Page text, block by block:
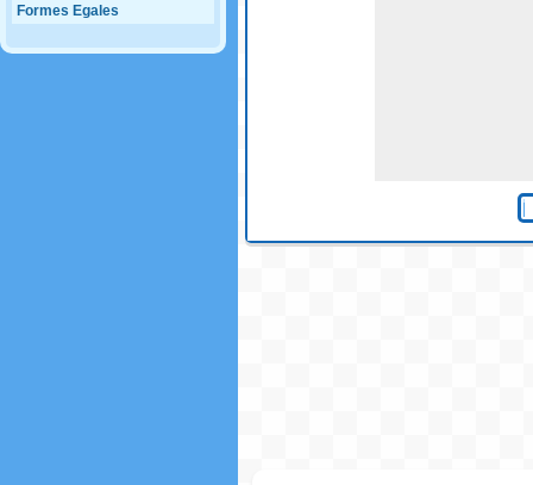
Formes Egales